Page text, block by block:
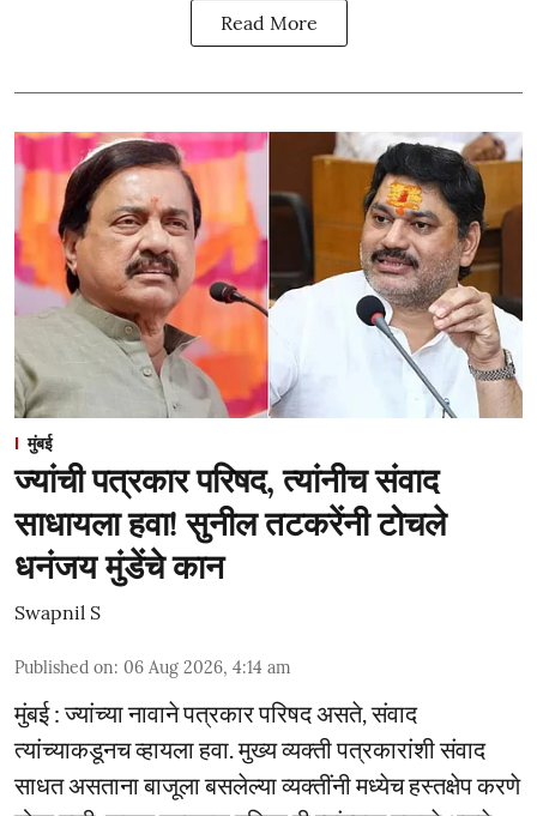
Read More
मुंबई
ज्यांची पत्रकार परिषद, त्यांनीच संवाद
साधायला हवा! सुनील तटकरेंनी टोचले
धनंजय मुंडेंचे कान
Swapnil S
Published on: 06 Aug 2026, 4:14 am
मुंबई : ज्यांच्या नावाने पत्रकार परिषद असते, संवाद
त्यांच्याकडूनच व्हायला हवा. मुख्य व्यक्ती पत्रकारांशी संवाद
साधत असताना बाजूला बसलेल्या व्यक्तींनी मध्येच हस्तक्षेप करणे